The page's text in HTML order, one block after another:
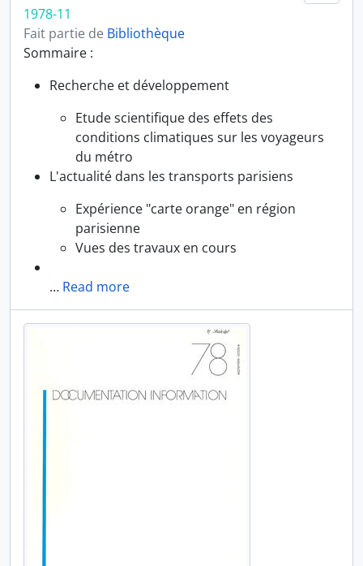
1978-11
Fait partie de Bibliothèque
Sommaire :
Recherche et développement
Etude scientifique des effets des
conditions climatiques sur les voyageurs
du métro
L'actualité dans les transports parisiens
Expérience "carte orange" en région
parisienne
Vues des travaux en cours
… Read more